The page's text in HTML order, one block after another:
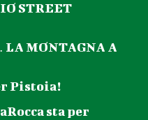
STREET
MONTAGNA A
Pistoia!
sta per